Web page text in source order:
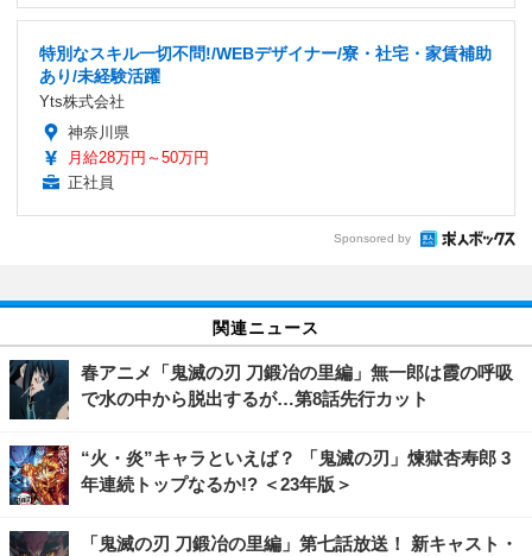
特別なスキル一切不問!/WEBデザイナー/寮・社宅・家賃補助
あり/未経験活躍
Yts株式会社
神奈川県
月給28万円～50万円
正社員
Sponsored by
関連ニュース
春アニメ「鬼滅の刃 刀鍛冶の里編」無一郎は霞の呼吸
で水の中から脱出するが…第8話先行カット
“火・炎”キャラといえば？ 「鬼滅の刃」煉獄杏寿郎 3
年連続トップなるか!? ＜23年版＞
「鬼滅の刃 刀鍛冶の里編」第七話放送！ 新キャスト・